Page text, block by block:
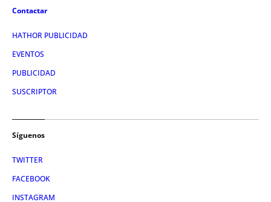
Contactar
HATHOR PUBLICIDAD
EVENTOS
PUBLICIDAD
SUSCRIPTOR
Síguenos
TWITTER
FACEBOOK
INSTAGRAM